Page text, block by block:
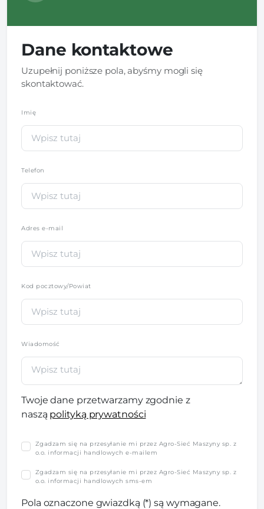
Dane kontaktowe
Uzupełnij poniższe pola, abyśmy mogli się
skontaktować.
Imię
Telefon
Adres e-mail
Kod pocztowy/Powiat
Wiadomość
Twoje dane przetwarzamy zgodnie z
naszą polityką prywatności
Zgadzam się na przesyłanie mi przez Agro-Sieć Maszyny sp. z
o.o. informacji handlowych e-mailem
Zgadzam się na przesyłanie mi przez Agro-Sieć Maszyny sp. z
o.o. informacji handlowych sms-em
Pola oznaczone gwiazdką (*) są wymagane.